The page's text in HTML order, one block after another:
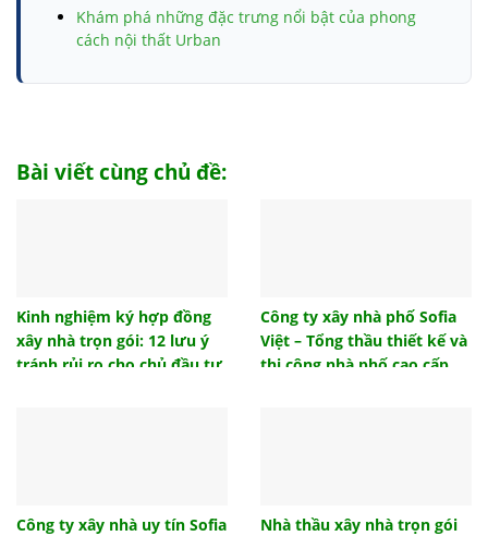
Khám phá những đặc trưng nổi bật của phong
cách nội thất Urban
Top 10 đồ trang trí phòng ngủ cho không gian của
chuẩn phong thủy
Lựa chọn mẫu vách ngăn nhà vệ sinh nào phù hợp
công trình của bạn?
phong thủy Sofia Việt
Bài viết cùng chủ đề:
Kinh nghiệm ký hợp đồng
xây nhà trọn gói: 12 lưu ý
tránh rủi ro cho chủ đầu tư
Công ty xây nhà phố Sofia
Việt – Tổng thầu thiết kế và
thi công nhà phố cao cấp,
Công ty xây nhà uy tín Sofia
Nhà thầu xây nhà trọn gói